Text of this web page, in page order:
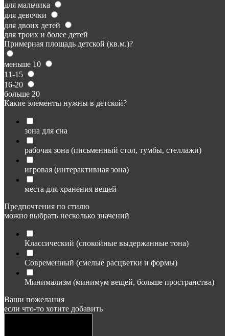
для мальчика
для девочки
для двоих детей
для троих и более детей
Примерная площадь детской (кв.м.)?
меньше 10
11-15
16-20
больше 20
Какие элементы нужны в детской?
зона для сна
рабочая зона (письменный стол, тумбы, стеллажи)
игровая (интерактивная зона)
места для хранения вещей
Предпочтения по стилю
можно выбрать несколько значений
Классический (спокойные выдержанные тона)
Современный (смелые расцветки и формы)
Минимализм (минимум вещей, больше пространства)
Ваши пожелания
если что-то хотите добавить